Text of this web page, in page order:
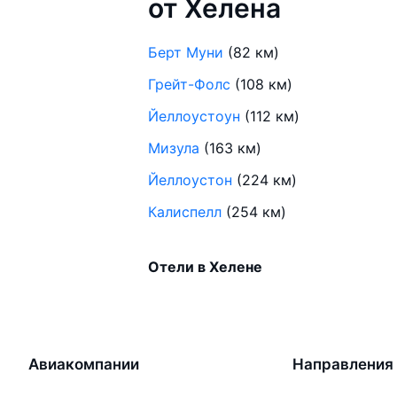
от Хелена
Берт Муни (82 км)
Грейт-Фолс (108 км)
Йеллоустоун (112 км)
Мизула (163 км)
Йеллоустон (224 км)
Калиспелл (254 км)
Отели в Хелене
Авиакомпании Направления